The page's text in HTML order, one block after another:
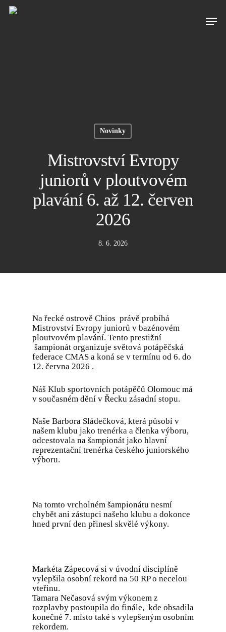
Novinky
Mistrovství Evropy
juniorů v ploutvovém
plavání 6. až 12. červen
2026
8. 6. 2026
Na řecké ostrově Chios právě probíhá
Mistrovství Evropy juniorů v bazénovém
ploutvovém plavání. Tento prestižní
šampionát organizuje světová potápěčská
federace CMAS a koná se v termínu od 6. do
12. června 2026 .
Náš Klub sportovních potápěčů Olomouc má
v současném dění v Řecku zásadní stopu.
Naše Barbora Sládečková, která působí v
našem klubu jako trenérka a členka výboru,
odcestovala na šampionát jako hlavní
reprezentační trenérka českého juniorského
výboru.
Na tomto vrcholném šampionátu nesmí
chybět ani zástupci našeho klubu a dokonce
hned první den přinesl skvělé výkony.
Markéta Zápecová si v úvodní disciplíně
vylepšila osobní rekord na 50 RP o necelou
vteřinu.
Tamara Nečasová svým výkonem z
rozplavby postoupila do finále, kde obsadila
konečné 7. místo také s vylepšeným osobním
rekordem.
Klub